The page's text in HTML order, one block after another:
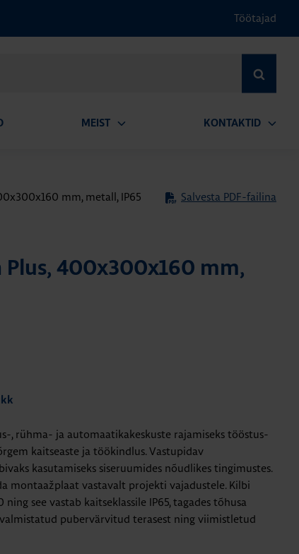
Töötajad
MEIST KONTAKTID
mm, metall, IP65 Salvesta PDF-failina
Plus, 400x300x160 mm,
, rühma- ja automaatikakeskuste rajamiseks tööstus-
kaitseaste ja töökindlus. Vastupidav
kasutamiseks siseruumides nõudlikes tingimustes.
montaažplaat vastavalt projekti vajadustele. Kilbi
see vastab kaitseklassile IP65, tagades tõhusa
pubervärvitud terasest ning viimistletud